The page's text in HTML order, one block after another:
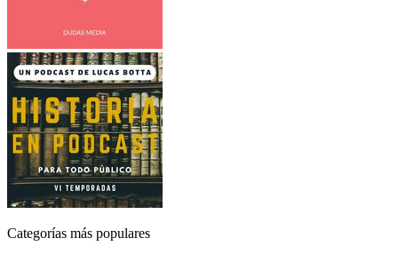
Categorías más populares